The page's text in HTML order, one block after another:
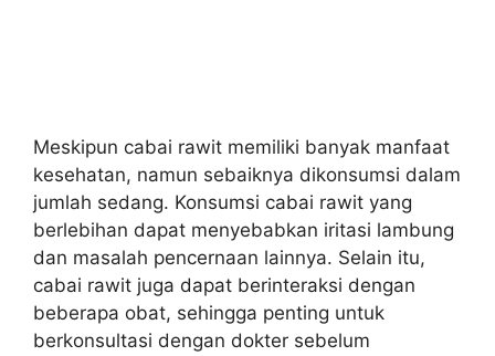
Meskipun cabai rawit memiliki banyak manfaat
kesehatan, namun sebaiknya dikonsumsi dalam
jumlah sedang. Konsumsi cabai rawit yang
berlebihan dapat menyebabkan iritasi lambung
dan masalah pencernaan lainnya. Selain itu,
cabai rawit juga dapat berinteraksi dengan
beberapa obat, sehingga penting untuk
berkonsultasi dengan dokter sebelum